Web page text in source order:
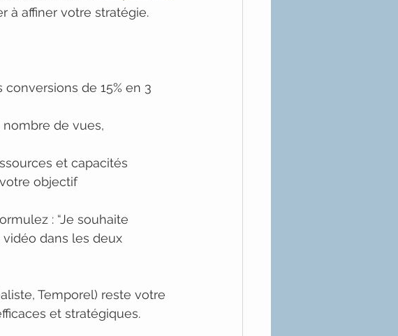
à affiner votre stratégie.
de 15% en 3
nombre de vues,
et capacités
objectif
: “Je souhaite
dans les deux
Temporel) reste votre
et stratégiques.